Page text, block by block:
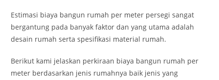
Estimasi biaya bangun rumah per meter persegi sangat
bergantung pada banyak faktor dan yang utama adalah
desain rumah serta spesifikasi material rumah.
Berikut kami jelaskan perkiraan biaya bangun rumah per
meter berdasarkan jenis rumahnya baik jenis yang